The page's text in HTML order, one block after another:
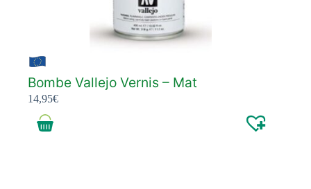
Bombe Vallejo Vernis – Mat
14,95€